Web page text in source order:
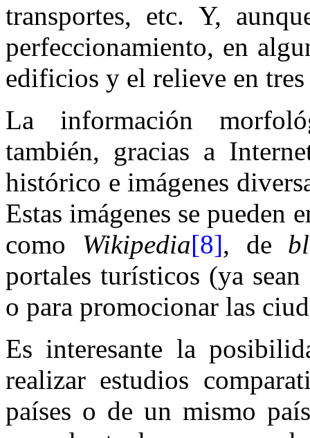
transportes, etc. Y,
perfeccionamiento, en
edificios y el relieve en
La información
también, gracias a
histórico e imágenes
Estas imágenes se pueden
como Wikipedia[8], de
portales turísticos (ya
o para promocionar las
Es interesante la
realizar estudios
países o de un mismo